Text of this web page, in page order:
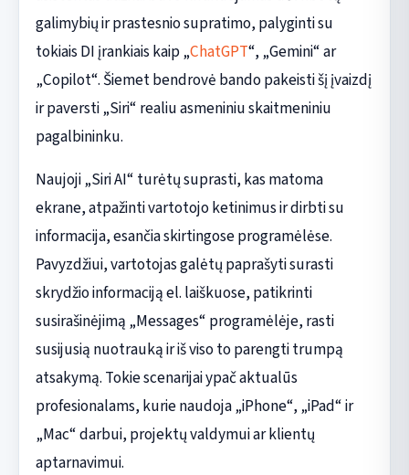
galimybių ir prastesnio supratimo, palyginti su
tokiais DI įrankiais kaip „ChatGPT“, „Gemini“ ar
„Copilot“. Šiemet bendrovė bando pakeisti šį įvaizdį
ir paversti „Siri“ realiu asmeniniu skaitmeniniu
pagalbininku.
Naujoji „Siri AI“ turėtų suprasti, kas matoma
ekrane, atpažinti vartotojo ketinimus ir dirbti su
informacija, esančia skirtingose programėlėse.
Pavyzdžiui, vartotojas galėtų paprašyti surasti
skrydžio informaciją el. laiškuose, patikrinti
susirašinėjimą „Messages“ programėlėje, rasti
susijusią nuotrauką ir iš viso to parengti trumpą
atsakymą. Tokie scenarijai ypač aktualūs
profesionalams, kurie naudoja „iPhone“, „iPad“ ir
„Mac“ darbui, projektų valdymui ar klientų
aptarnavimui.